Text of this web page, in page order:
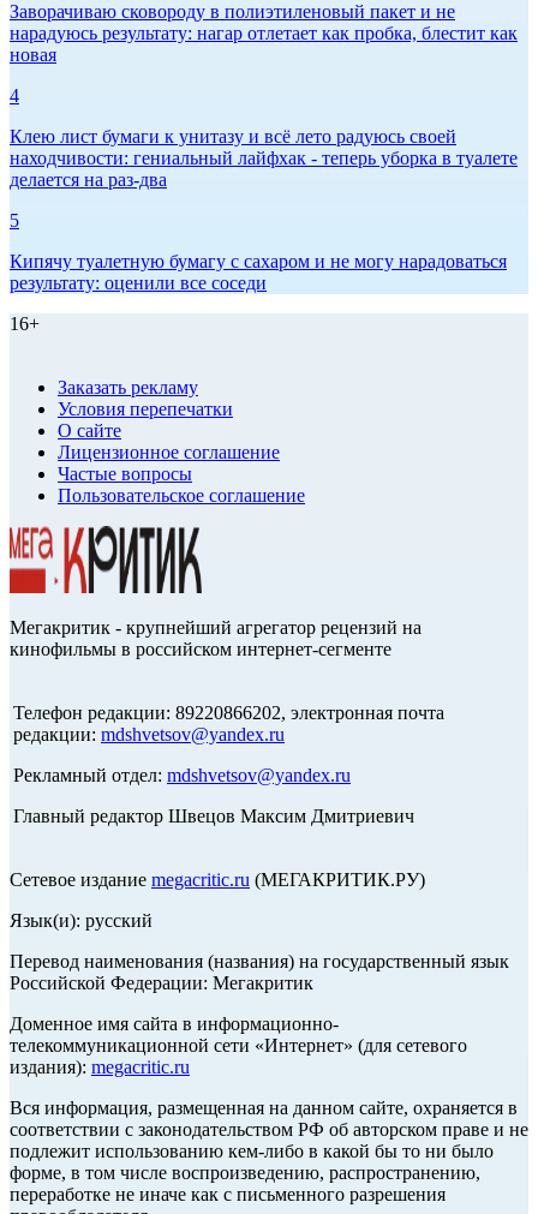
Заворачиваю сковороду в полиэтиленовый пакет и не
нарадуюсь результату: нагар отлетает как пробка, блестит как
новая
4
Клею лист бумаги к унитазу и всё лето радуюсь своей
находчивости: гениальный лайфхак - теперь уборка в туалете
делается на раз-два
5
Кипячу туалетную бумагу с сахаром и не могу нарадоваться
результату: оценили все соседи
16+
Заказать рекламу
Условия перепечатки
О сайте
Лицензионное соглашение
Частые вопросы
Пользовательское соглашение
Мегакритик - крупнейший агрегатор рецензий на
кинофильмы в российском интернет-сегменте
Телефон редакции: 89220866202, электронная почта
редакции: mdshvetsov@yandex.ru
Рекламный отдел: mdshvetsov@yandex.ru
Главный редактор Швецов Максим Дмитриевич
Сетевое издание megacritic.ru (МЕГАКРИТИК.РУ)
Язык(и): русский
Перевод наименования (названия) на государственный язык
Российской Федерации: Мегакритик
Доменное имя сайта в информационно-
телекоммуникационной сети «Интернет» (для сетевого
издания): megacritic.ru
Вся информация, размещенная на данном сайте, охраняется в
соответствии с законодательством РФ об авторском праве и не
подлежит использованию кем-либо в какой бы то ни было
форме, в том числе воспроизведению, распространению,
переработке не иначе как с письменного разрешения